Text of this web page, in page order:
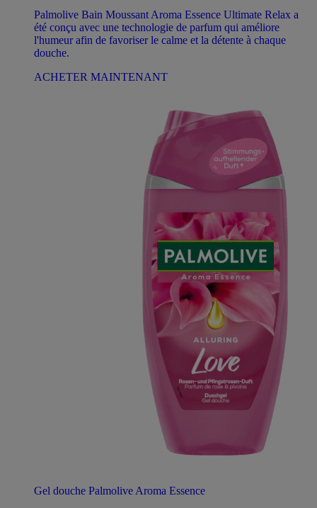
Palmolive Bain Moussant Aroma Essence Ultimate Relax a
été conçu avec une technologie de parfum qui améliore
l'humeur afin de favoriser le calme et la détente à chaque
douche.
ACHETER MAINTENANT
Gel douche Palmolive Aroma Essence